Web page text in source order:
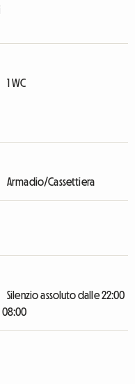
1 WC
Armadio/Cassettiera
Silenzio assoluto dalle 22:00
08:00